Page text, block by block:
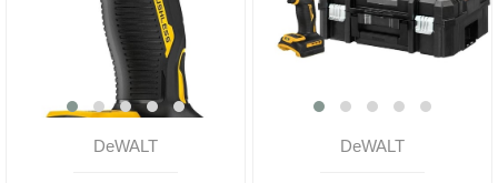
DeWALT DeWALT